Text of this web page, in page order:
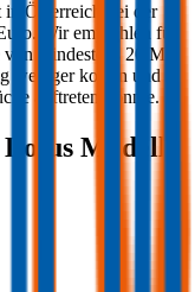
in Österreich bei der
Wir empfehlen für
mindestens 20 Mio.
weniger kosten und
auftreten könnte.
Lotus Modelle